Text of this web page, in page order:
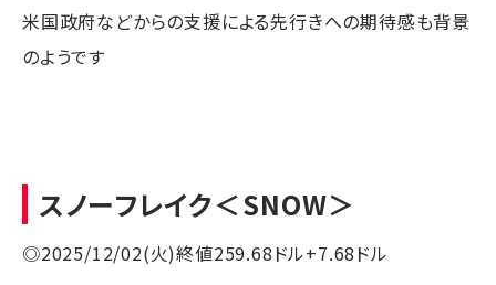
米国政府などからの支援による先行きへの期待感も背景
のようです
スノーフレイク＜SNOW＞
◎2025/12/02(火)終値259.68ドル+7.68ドル